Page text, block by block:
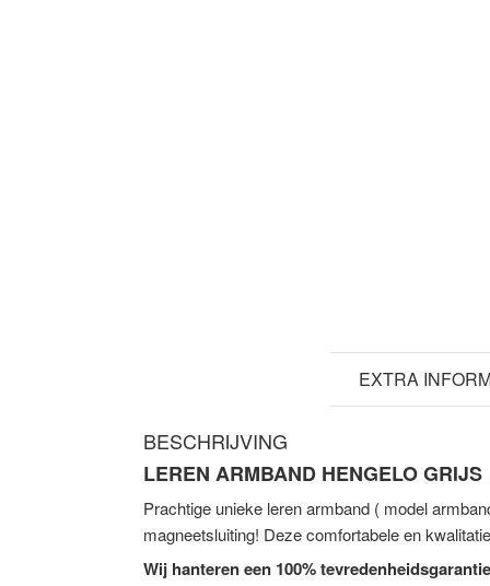
EXTRA
BESCHRIJVING
LEREN ARMBAND HENGELO GRIJS
Prachtige unieke leren armband ( model
magneetsluiting! Deze comfortabele en
Wij hanteren een 100%